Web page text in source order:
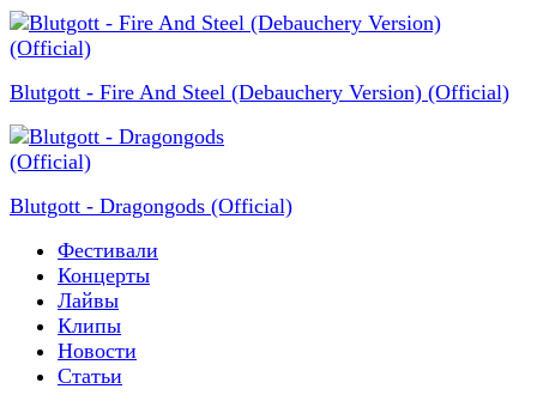
Blutgott - Fire And Steel (Debauchery Version) (Official)
Blutgott - Dragongods (Official)
Фестивали
Концерты
Лайвы
Клипы
Новости
Статьи